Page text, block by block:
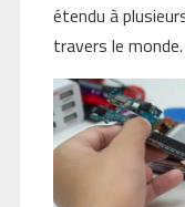
étendu à
travers le monde.